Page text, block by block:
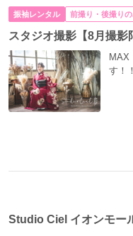
古典・モダン・レトロ
振袖レンタル 前撮り・後撮り
スタジオ撮影【8月撮
MAX
す！！
Studio Ciel イオンモー